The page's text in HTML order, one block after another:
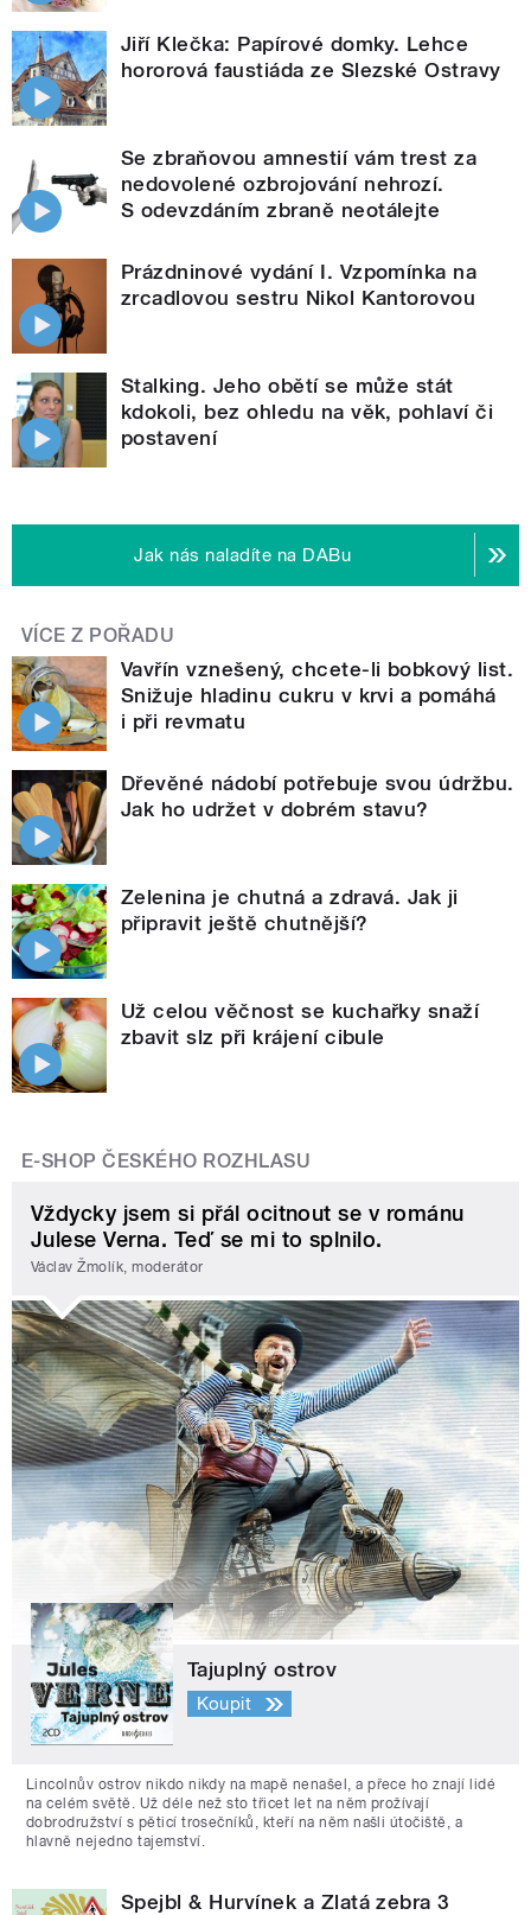
Jiří Klečka: Papírové domky. Lehce
hororová faustiáda ze Slezské Ostravy
Se zbraňovou amnestií vám trest za
nedovolené ozbrojování nehrozí.
S odevzdáním zbraně neotálejte
Prázdninové vydání I. Vzpomínka na
zrcadlovou sestru Nikol Kantorovou
Stalking. Jeho obětí se může stát
kdokoli, bez ohledu na věk, pohlaví či
postavení
Jak nás naladíte na DABu
VÍCE Z POŘADU
Vavřín vznešený, chcete-li bobkový list.
Snižuje hladinu cukru v krvi a pomáhá
i při revmatu
Dřevěné nádobí potřebuje svou údržbu.
Jak ho udržet v dobrém stavu?
Zelenina je chutná a zdravá. Jak ji
připravit ještě chutnější?
Už celou věčnost se kuchařky snaží
zbavit slz při krájení cibule
E-SHOP ČESKÉHO ROZHLASU
Vždycky jsem si přál ocitnout se v románu
Julese Verna. Teď se mi to splnilo.
Václav Žmolík, moderátor
Tajuplný ostrov
Koupit
Lincolnův ostrov nikdo nikdy na mapě nenašel, a přece ho znají lidé
na celém světě. Už déle než sto třicet let na něm prožívají
dobrodružství s pěticí trosečníků, kteří na něm našli útočiště, a
hlavně nejedno tajemství.
Spejbl & Hurvínek a Zlatá zebra 3